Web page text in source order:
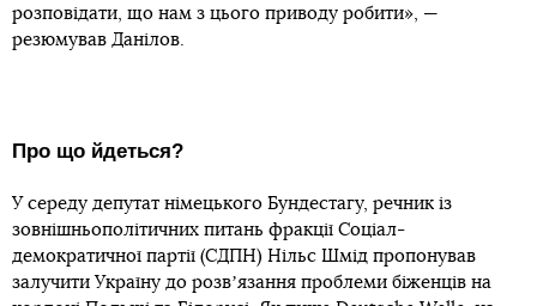
розповідати, що нам з цього приводу робити», —
резюмував Данілов.
Про що йдеться?
У середу депутат німецького Бундестагу, речник із
зовнішньополітичних питань фракції Соціал-
демократичної партії (СДПН) Нільc Шмід пропонував
залучити Україну до розвʼязання проблеми біженців на